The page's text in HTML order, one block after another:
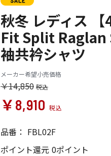
秋冬 レディス
Fit Split Raglan
袖共衿シャツ
メーカー希望小売価格
￥14,850
￥8,910
品番： FBL02F
ポイント還元 0ポイント